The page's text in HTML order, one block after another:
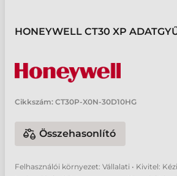
HONEYWELL CT30 XP
Cikkszám: CT30P-X0N-30D10HG
Összehasonlító
Felhasználói környezet: Vállalati • Kivitel: Kézi